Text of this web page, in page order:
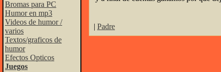
Bromas para PC
Humor en mp3
Videos de humor /
varios
Textos/graficos de
humor
Efectos Opticos
Juegos
| Padre